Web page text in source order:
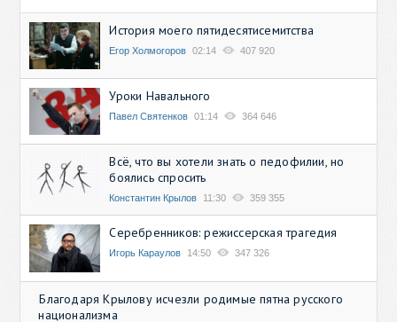
История моего пятидесятисемитства
Егор Холмогоров 02:14 407 920
Уроки Навального
Павел Святенков 01:14 364 646
Всё, что вы хотели знать о педофилии, но
боялись спросить
Константин Крылов 11:30 359 355
Серебренников: режиссерская трагедия
Игорь Караулов 14:50 347 326
Благодаря Крылову исчезли родимые пятна русского
национализма